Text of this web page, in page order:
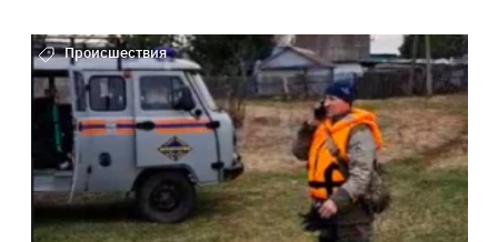
Происшествия